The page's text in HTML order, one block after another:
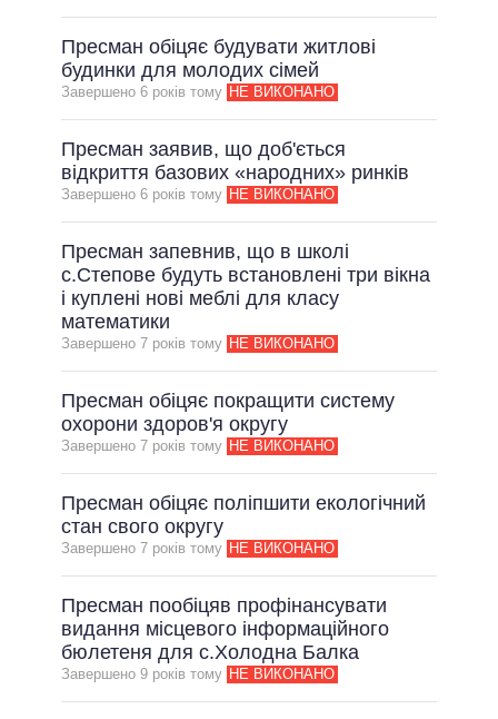
Пресман обіцяє будувати житлові
будинки для молодих сімей
Завершено 6 рокiв тому НЕ ВИКОНАНО
Пресман заявив, що доб'ється
відкриття базових «народних» ринків
Завершено 6 рокiв тому НЕ ВИКОНАНО
Пресман запевнив, що в школі
с.Степове будуть встановлені три вікна
і куплені нові меблі для класу
математики
Завершено 7 рокiв тому НЕ ВИКОНАНО
Пресман обіцяє покращити систему
охорони здоров'я округу
Завершено 7 рокiв тому НЕ ВИКОНАНО
Пресман обіцяє поліпшити екологічний
стан свого округу
Завершено 7 рокiв тому НЕ ВИКОНАНО
Пресман пообіцяв профінансувати
видання місцевого інформаційного
бюлетеня для с.Холодна Балка
Завершено 9 рокiв тому НЕ ВИКОНАНО